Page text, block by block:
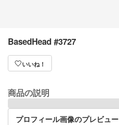
BasedHead #3727
いいね！
商品の説明
プロフィール画像のプレビュー